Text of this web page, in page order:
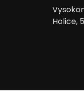
Holice,